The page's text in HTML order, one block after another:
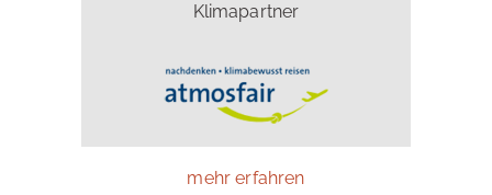
Klimapartner
mehr erfahren